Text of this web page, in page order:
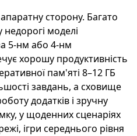
сторону. Багато
моделі
5-нм або 4-нм
хорошу продуктивність
пам'яті 8–12 ГБ
завдань, а сховище
додатків і зручну
у щоденних сценаріях
ігри середнього рівня